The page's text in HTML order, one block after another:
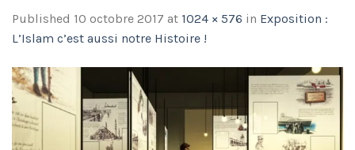
Published 10 octobre 2017 at 1024 × 576 in Exposition :
L’Islam c’est aussi notre Histoire !